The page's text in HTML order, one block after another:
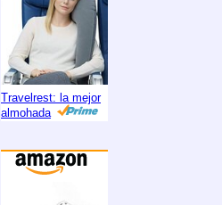
Travelrest: la mejor
almohada